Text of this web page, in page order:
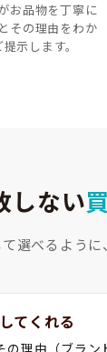
お品物を丁寧に
その理由をわか
示します。
しない
選べるように、
てくれる
の理由（ブラ